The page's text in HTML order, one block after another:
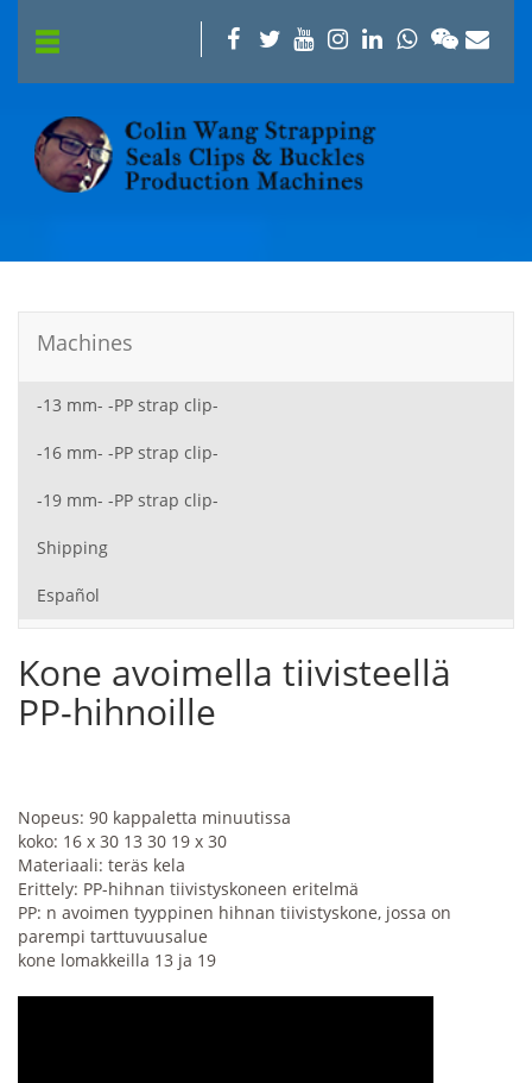
Machines
-13 mm- -PP strap clip-
-16 mm- -PP strap clip-
-19 mm- -PP strap clip-
Shipping
Español
Kone avoimella tiivisteellä
PP-hihnoille
Nopeus: 90 kappaletta minuutissa
koko: 16 x 30 13 30 19 x 30
Materiaali: teräs kela
Erittely: PP-hihnan tiivistyskoneen eritelmä
PP: n avoimen tyyppinen hihnan tiivistyskone, jossa on
parempi tarttuvuusalue
kone lomakkeilla 13 ja 19